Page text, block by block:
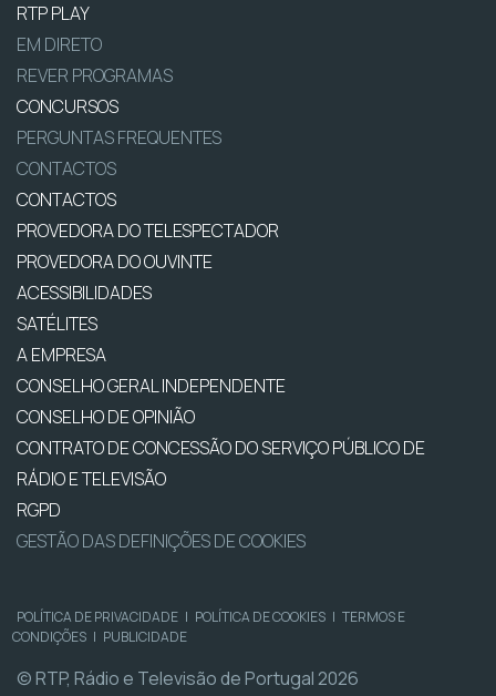
RTP PLAY
EM DIRETO
REVER PROGRAMAS
CONCURSOS
PERGUNTAS FREQUENTES
CONTACTOS
CONTACTOS
PROVEDORA DO TELESPECTADOR
PROVEDORA DO OUVINTE
ACESSIBILIDADES
SATÉLITES
A EMPRESA
CONSELHO GERAL INDEPENDENTE
CONSELHO DE OPINIÃO
CONTRATO DE CONCESSÃO DO SERVIÇO PÚBLICO DE
RÁDIO E TELEVISÃO
RGPD
GESTÃO DAS DEFINIÇÕES DE COOKIES
POLÍTICA DE PRIVACIDADE | POLÍTICA DE COOKIES | TERMOS E
CONDIÇÕES | PUBLICIDADE
© RTP, Rádio e Televisão de Portugal 2026